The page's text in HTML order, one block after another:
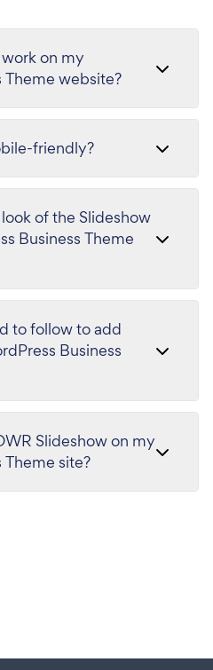
on my
Theme website?
friendly?
of the Slideshow
Business Theme
to follow to add
Business
Slideshow on my
Theme site?